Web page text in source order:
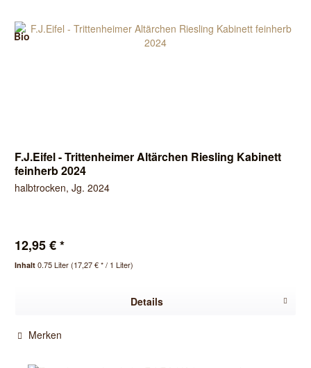
Bio
F.J.Eifel - Trittenheimer Altärchen Riesling Kabinett
feinherb 2024
halbtrocken, Jg. 2024
12,95 € *
Inhalt0.75 Liter(17,27 € * / 1 Liter)
Details
Merken